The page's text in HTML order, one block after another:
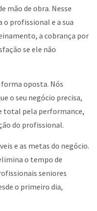
mão de obra. Nesse
profissional e a sua
a cobrança por
se ele não
forma oposta. Nós
o seu negócio precisa,
total pela performance,
do profissional.
e as metas do negócio.
o tempo de
seniores
o primeiro dia,